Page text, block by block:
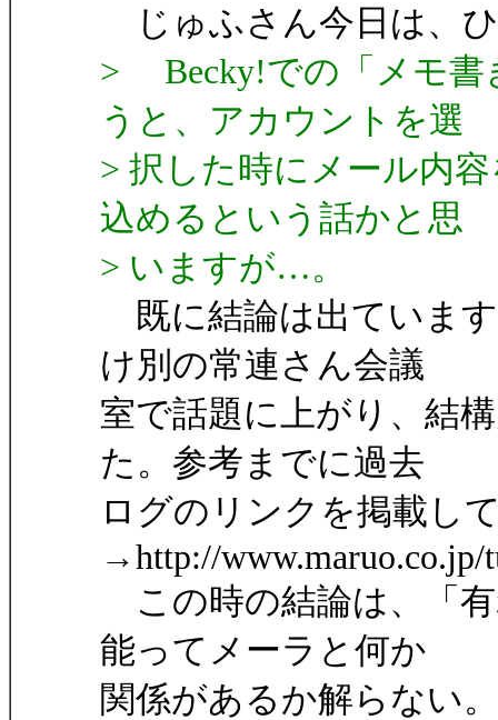
じゅふさん今日は、
> Becky!での「メモ書
うと、アカウントを選
> 択した時にメール内
込めるという話かと思
> いますが…。
既に結論は出ていま
け別の常連さん会議
室で話題に上がり、結
た。参考までに過去
ログのリンクを掲載し
→http://www.maruo.co.jp/
この時の結論は、「
能ってメーラと何か
関係があるか解らない